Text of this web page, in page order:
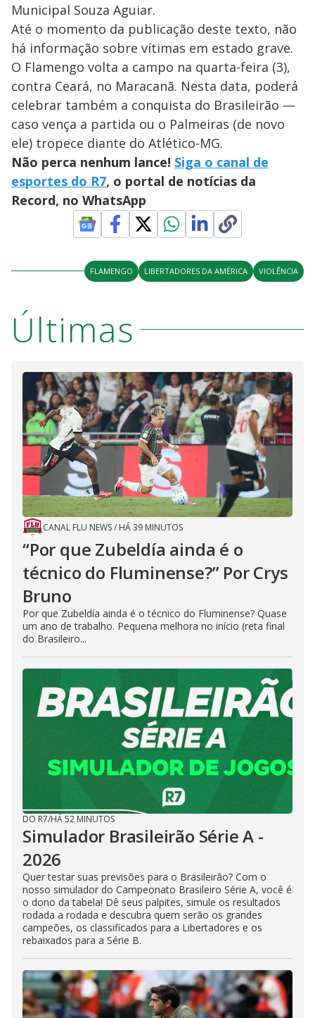
Municipal Souza Aguiar.
Até o momento da publicação deste texto, não
há informação sobre vítimas em estado grave.
O Flamengo volta a campo na quarta-feira (3),
contra Ceará, no Maracanã. Nesta data, poderá
celebrar também a conquista do Brasileirão —
caso vença a partida ou o Palmeiras (de novo
ele) tropece diante do Atlético-MG.
Não perca nenhum lance! Siga o canal de
esportes do R7, o portal de notícias da
Record, no WhatsApp
FLAMENGO LIBERTADORES DA AMÉRICA VIOLÊNCIA
Últimas
CANAL FLU NEWS/ HÁ 39 MINUTOS
“Por que Zubeldía ainda é o
técnico do Fluminense?” Por Crys
Bruno
Por que Zubeldía ainda é o técnico do Fluminense? Quase
um ano de trabalho. Pequena melhora no início (reta final
do Brasileiro...
DO R7/HÁ 52 MINUTOS
Simulador Brasileirão Série A -
2026
Quer testar suas previsões para o Brasileirão? Com o
nosso simulador do Campeonato Brasileiro Série A, você é
o dono da tabela! Dê seus palpites, simule os resultados
rodada a rodada e descubra quem serão os grandes
campeões, os classificados para a Libertadores e os
rebaixados para a Série B.